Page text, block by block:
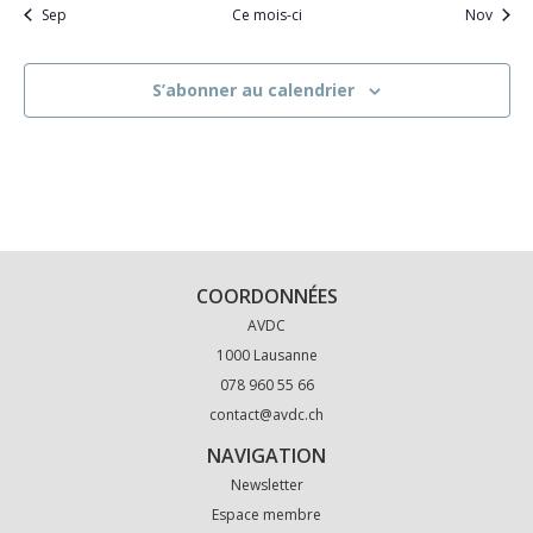
Sep Ce mois-ci Nov
S’abonner au calendrier
COORDONNÉES
AVDC
1000 Lausanne
078 960 55 66
contact@avdc.ch
NAVIGATION
Newsletter
Espace membre